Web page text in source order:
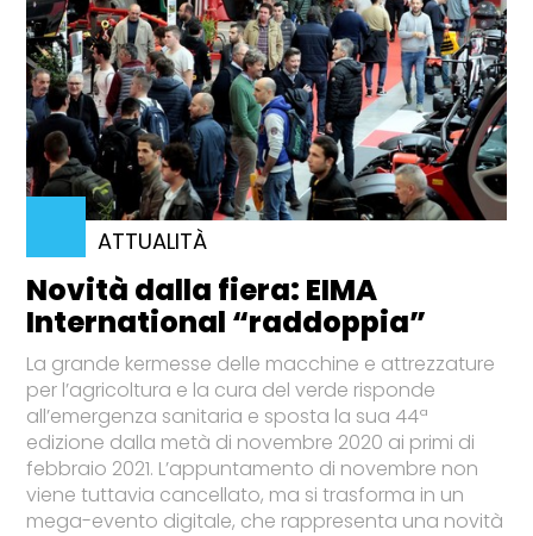
ATTUALITÀ
Novità dalla fiera: EIMA
International “raddoppia”
La grande kermesse delle macchine e attrezzature
per l’agricoltura e la cura del verde risponde
all’emergenza sanitaria e sposta la sua 44ª
edizione dalla metà di novembre 2020 ai primi di
febbraio 2021. L’appuntamento di novembre non
viene tuttavia cancellato, ma si trasforma in un
mega-evento digitale, che rappresenta una novità